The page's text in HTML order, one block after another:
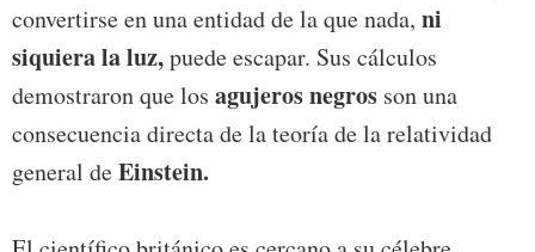
convertirse en una entidad de la que nada, ni
siquiera la luz,puede escapar. Sus cálculos
demostraron que los agujeros negros son una
consecuencia directa de la teoría de la relatividad
general deEinstein.